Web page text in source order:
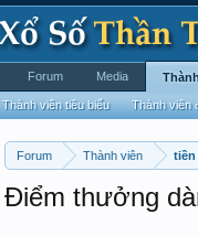
Forum Thành viên tiền
Điểm thưởng
Forum Media
Thành viên tiêu biểu Thành viên